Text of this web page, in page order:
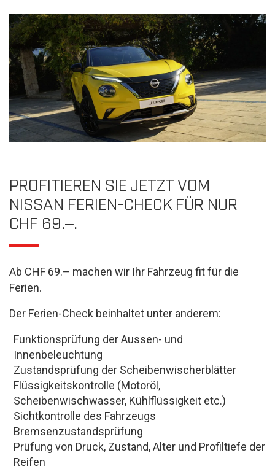
PROFITIEREN SIE JETZT VOM
NISSAN FERIEN-CHECK FÜR NUR
CHF 69.‒.
Ab CHF 69.– machen wir Ihr Fahrzeug fit für die
Ferien.
Der Ferien-Check beinhaltet unter anderem:
Funktionsprüfung der Aussen- und
Innenbeleuchtung
Zustandsprüfung der Scheibenwischerblätter
Flüssigkeitskontrolle (Motoröl,
Scheibenwischwasser, Kühlflüssigkeit etc.)
Sichtkontrolle des Fahrzeugs
Bremsenzustandsprüfung
Prüfung von Druck, Zustand, Alter und Profiltiefe der
Reifen